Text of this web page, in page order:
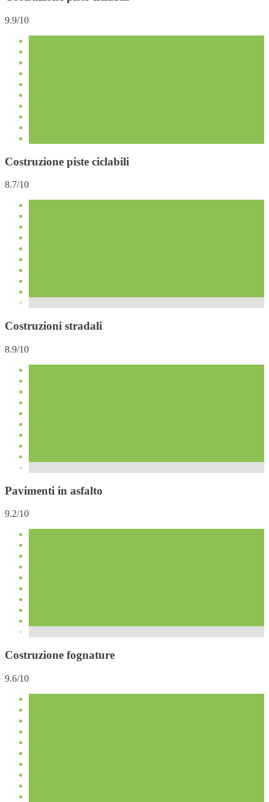
9.9/10
Costruzione piste ciclabili
8.7/10
Costruzioni stradali
8.9/10
Pavimenti in asfalto
9.2/10
Costruzione fognature
9.6/10